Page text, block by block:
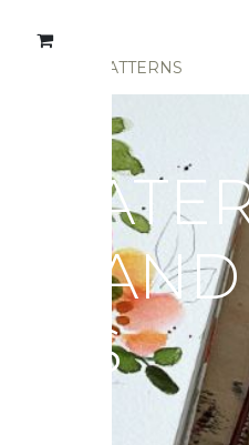
AND PATTERNS
AND